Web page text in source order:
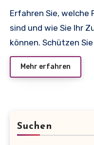
Erfahren Sie, welche Pflanzen giftig für Katzen
sind und wie Sie Ihr
können. Schützen
Mehr erfahren
Suchen